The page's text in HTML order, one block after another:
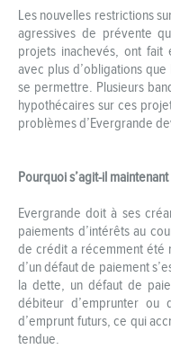
Les nouvelles restrictions
agressives de prévente
projets inachevés, ont fait
avec plus d’obligations
se permettre. Plusieurs
hypothécaires sur ces
problèmes d’Evergrande
Pourquoi s’agit-il
Evergrande doit à ses
paiements d’intérêts au
de crédit a récemment été
d’un défaut de paiement
la dette, un défaut de
débiteur d’emprunter ou
d’emprunt futurs, ce qui
tendue.